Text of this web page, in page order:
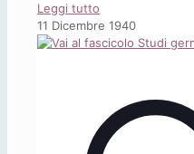
Leggi tutto
«Studi
Germanici»,
(1941-
1942)
11 Dicembre 1940